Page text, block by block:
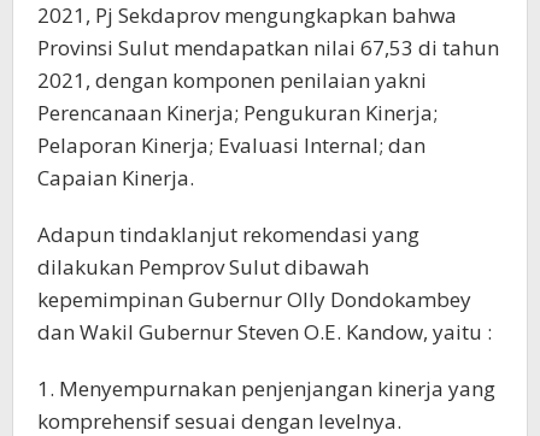
2021, Pj Sekdaprov mengungkapkan bahwa
Provinsi Sulut mendapatkan nilai 67,53 di tahun
2021, dengan komponen penilaian yakni
Perencanaan Kinerja; Pengukuran Kinerja;
Pelaporan Kinerja; Evaluasi Internal; dan
Capaian Kinerja.
Adapun tindaklanjut rekomendasi yang
dilakukan Pemprov Sulut dibawah
kepemimpinan Gubernur Olly Dondokambey
dan Wakil Gubernur Steven O.E. Kandow, yaitu :
1. Menyempurnakan penjenjangan kinerja yang
komprehensif sesuai dengan levelnya.